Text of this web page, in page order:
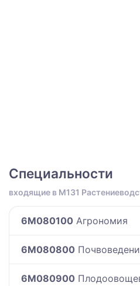
Специальности
входящие в M131
6M080100 Агрономия
6M080800
6M080900